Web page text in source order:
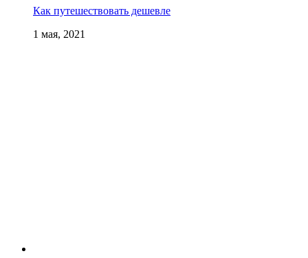
Как путешествовать дешевле
1 мая, 2021